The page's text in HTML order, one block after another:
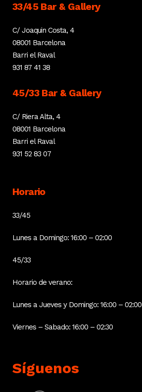
33/45 Bar & Gallery
C/ Joaquin Costa, 4
08001 Barcelona
Barri el Raval
931 87 41 38
45/33 Bar & Gallery
C/ Riera Alta, 4
08001 Barcelona
Barri el Raval
931 52 83 07
Horario
33/45
Lunes a Domingo: 16:00 – 02:00
45/33
Horario de verano:
Lunes a Jueves y Domingo: 16:00 – 02:00
Viernes – Sabado: 16:00 – 02:30
Síguenos